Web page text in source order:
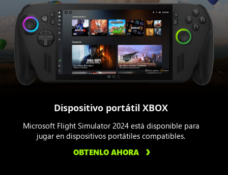
Dispositivo portátil XBOX
Microsoft Flight Simulator 2024 está disponible para
jugar en dispositivos portátiles compatibles.
OBTENLO AHORA